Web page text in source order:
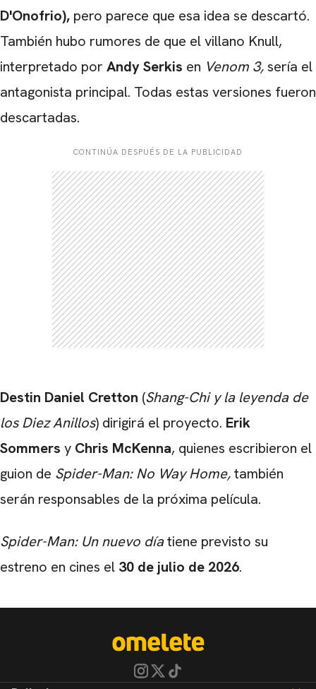
D'Onofrio), pero parece que esa idea se descartó.
También hubo rumores de que el villano Knull,
interpretado por Andy Serkis en Venom 3,sería el
antagonista principal. Todas estas versiones fueron
descartadas.
CONTINÚA DESPUÉS DE LA PUBLICIDAD
Destin Daniel Cretton (Shang-Chi y la leyenda de
los Diez Anillos) dirigirá el proyecto. Erik
Sommers y Chris McKenna, quienes escribieron el
guion de Spider-Man: No Way Home,también
serán responsables de la próxima película.
Spider-Man: Un nuevo díatiene previsto su
estreno en cines el 30 de julio de 2026.